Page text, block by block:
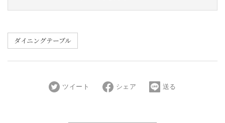
ダイニングテーブル
ツイート シェア 送る